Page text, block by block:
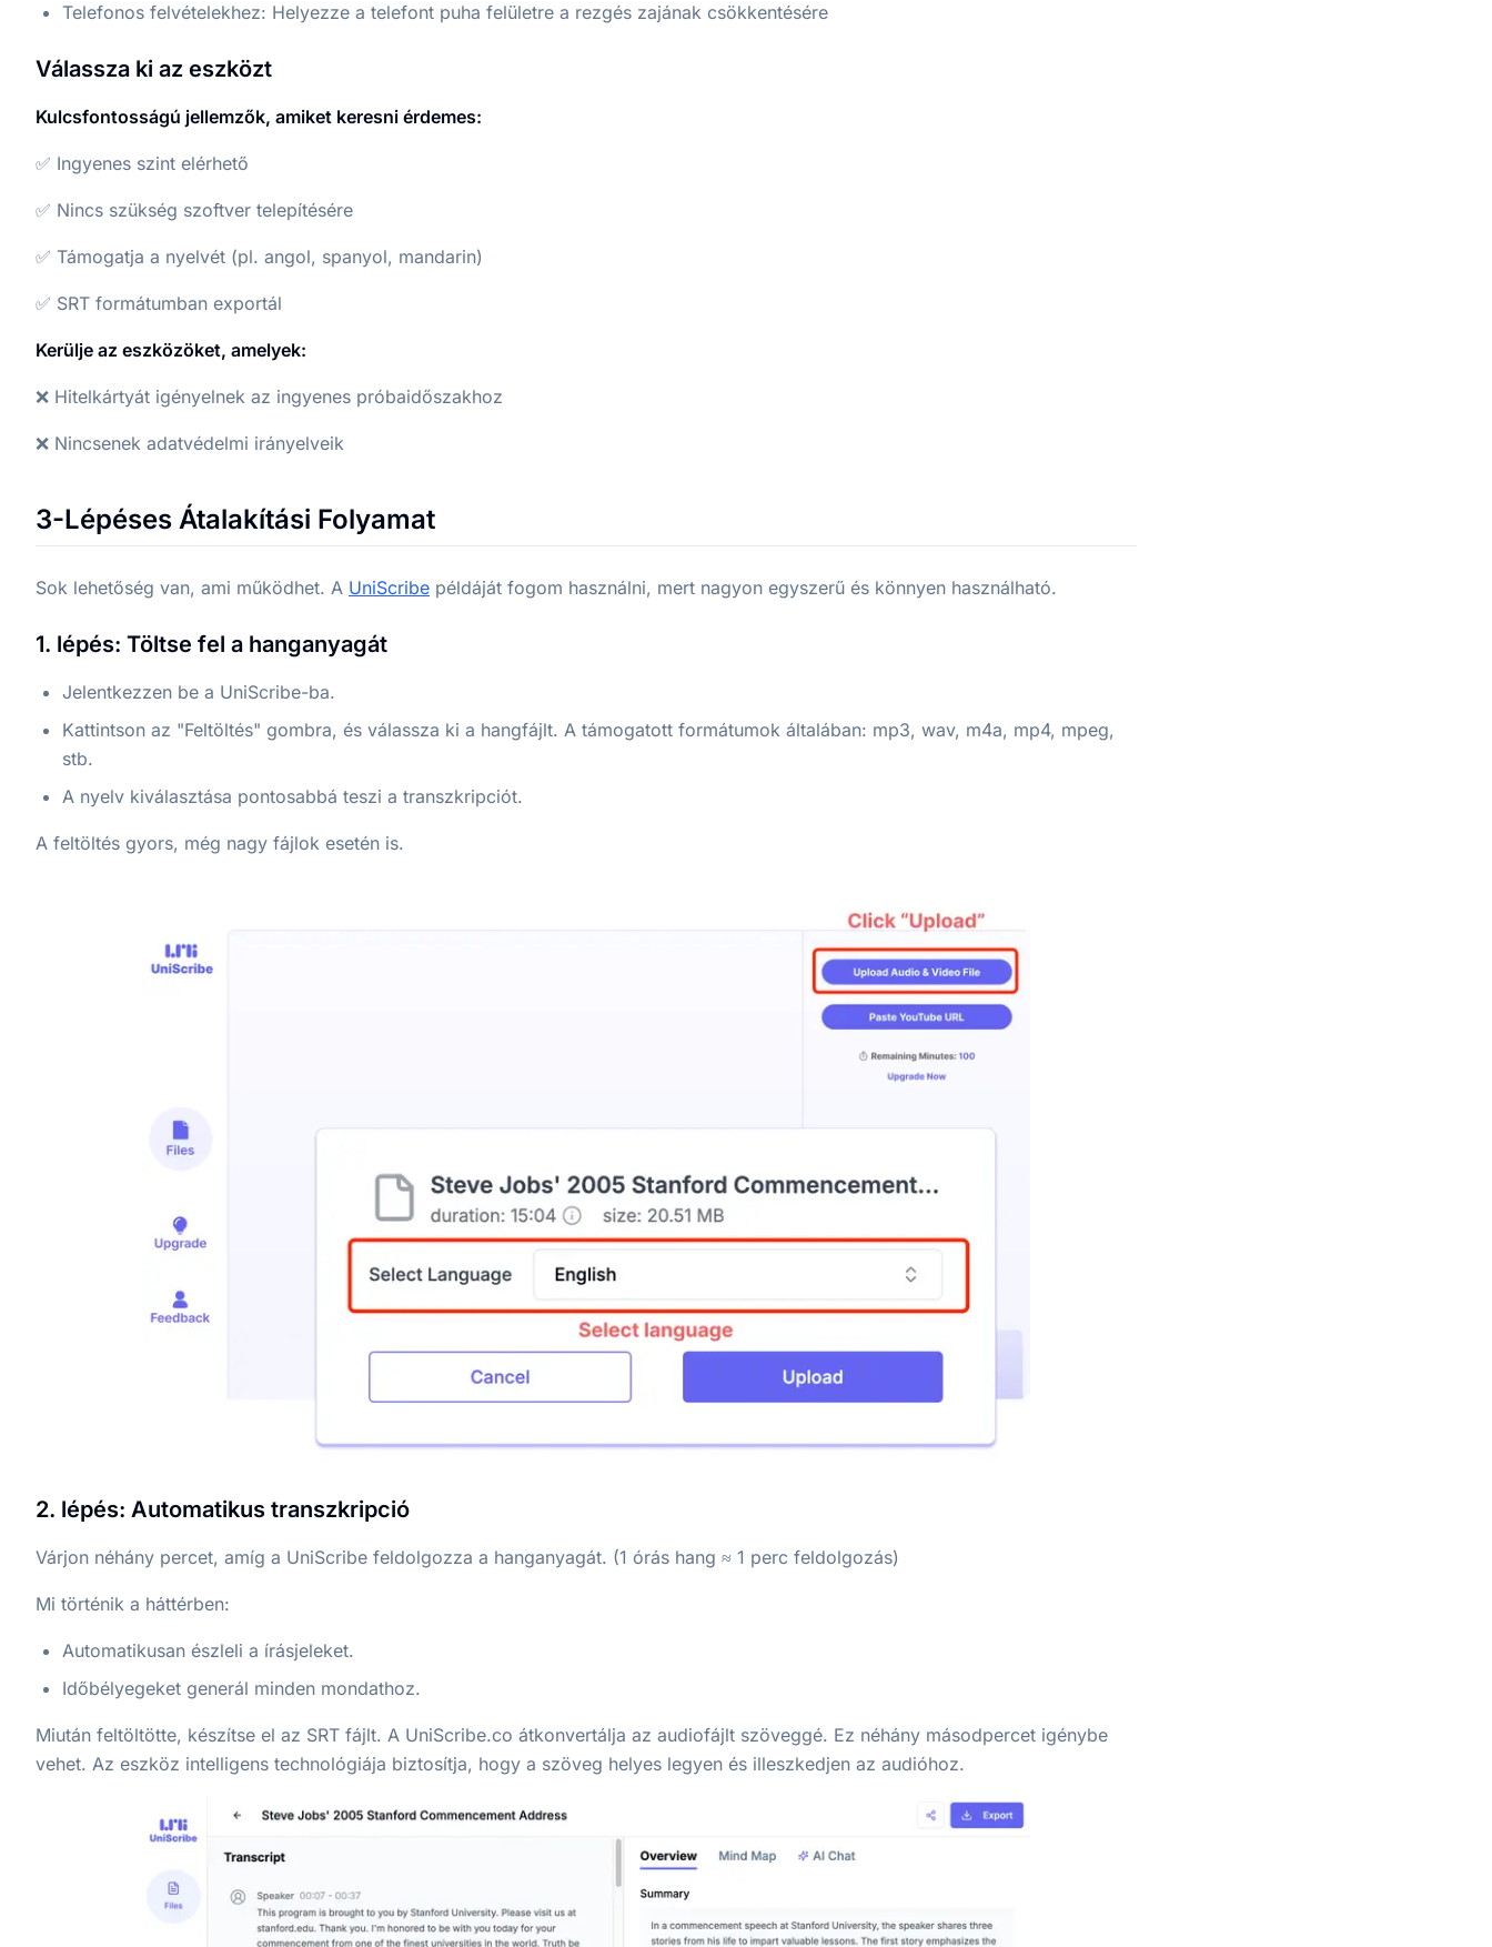
Telefonos felvételekhez: Helyezze a telefont puha felületre a rezgés zajának csökkentésére
Válassza ki az eszközt
Kulcsfontosságú jellemzők, amiket keresni érdemes:
✅ Ingyenes szint elérhető
✅ Nincs szükség szoftver telepítésére
✅ Támogatja a nyelvét (pl. angol, spanyol, mandarin)
✅ SRT formátumban exportál
Kerülje az eszközöket, amelyek:
❌ Hitelkártyát igényelnek az ingyenes próbaidőszakhoz
❌ Nincsenek adatvédelmi irányelveik
3-Lépéses Átalakítási Folyamat
Sok lehetőség van, ami működhet. A UniScribe példáját fogom használni, mert nagyon egyszerű és könnyen használható.
1. lépés: Töltse fel a hanganyagát
Jelentkezzen be a UniScribe-ba.
Kattintson az "Feltöltés" gombra, és válassza ki a hangfájlt. A támogatott formátumok általában: mp3, wav, m4a, mp4, mpeg,
stb.
A nyelv kiválasztása pontosabbá teszi a transzkripciót.
A feltöltés gyors, még nagy fájlok esetén is.
2. lépés: Automatikus transzkripció
Várjon néhány percet, amíg a UniScribe feldolgozza a hanganyagát. (1 órás hang ≈ 1 perc feldolgozás)
Mi történik a háttérben:
Automatikusan észleli a írásjeleket.
Időbélyegeket generál minden mondathoz.
Miután feltöltötte, készítse el az SRT fájlt. A UniScribe.co átkonvertálja az audiofájlt szöveggé. Ez néhány másodpercet igénybe
vehet. Az eszköz intelligens technológiája biztosítja, hogy a szöveg helyes legyen és illeszkedjen az audióhoz.